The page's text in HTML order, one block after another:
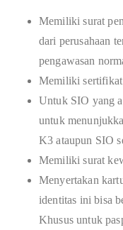
Memiliki surat
dari perusahaan
pengawasan
Memiliki
Untuk SIO yang
untuk
K3 ataupun SIO
Memiliki surat
Menyertakan
identitas ini bisa
Khusus untuk